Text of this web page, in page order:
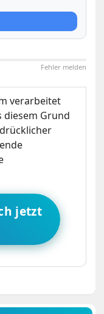
Fehler melden
verarbeitet
diesem Grund
jetzt